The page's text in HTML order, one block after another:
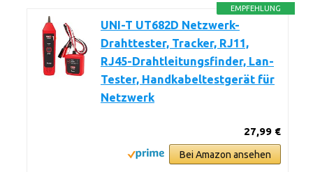
EMPFEHLUNG
UNI-T UT682D Netzwerk-
Drahttester, Tracker, RJ11,
RJ45-Drahtleitungsfinder, Lan-
Tester, Handkabeltestgerät für
Netzwerk
27,99 €
Bei Amazon ansehen